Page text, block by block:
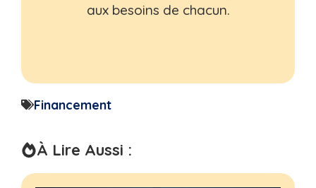
aux besoins de chacun.
Financement
À Lire Aussi :